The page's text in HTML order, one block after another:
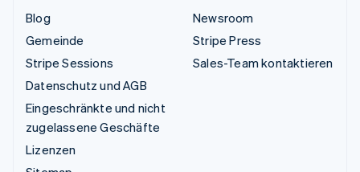
Blog
Gemeinde
Stripe Sessions
Datenschutz und AGB
Eingeschränkte und nicht
zugelassene Geschäfte
Lizenzen
Newsroom
Stripe Press
Sales-Team kontaktieren